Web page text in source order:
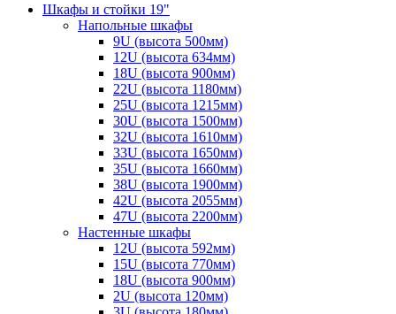
Шкафы и стойки 19"
Напольные шкафы
9U (высота 500мм)
12U (высота 634мм)
18U (высота 900мм)
22U (высота 1180мм)
25U (высота 1215мм)
30U (высота 1500мм)
32U (высота 1610мм)
33U (высота 1650мм)
35U (высота 1660мм)
38U (высота 1900мм)
42U (высота 2055мм)
47U (высота 2200мм)
Настенные шкафы
12U (высота 592мм)
15U (высота 770мм)
18U (высота 900мм)
2U (высота 120мм)